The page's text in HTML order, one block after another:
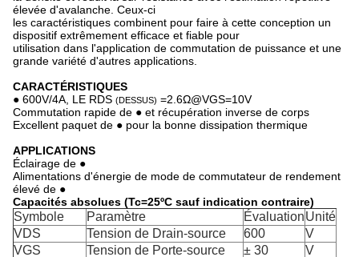
élevée d'avalanche. Ceux-ci
les caractéristiques combinent pour faire à cette conception un
dispositif extrêmement efficace et fiable pour
utilisation dans l'application de commutation de puissance et une
grande variété d'autres applications.
CARACTÉRISTIQUES
● 600V/4A, LE RDS (DESSUS) =2.6Ω@VGS=10V
Commutation rapide de ● et récupération inverse de corps
Excellent paquet de ● pour la bonne dissipation thermique
APPLICATIONS
Éclairage de ●
Alimentations d'énergie de mode de commutateur de rendement
élevé de ●
Capacités absolues (Tc=25ºC sauf indication contraire)
Symbole Paramètre ÉvaluationUnité
VDS
Tension de Drain-source 600
V
VGS
Tension de Porte-source ± 30 V